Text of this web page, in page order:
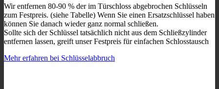
Wir entfernen 80-90 % der im Türschloss abgebrochen Schlüsseln
zum Festpreis. (siehe Tabelle) Wenn Sie einen Ersatzschlüssel haben
können Sie danach wieder ganz normal schließen.
Sollte sich der Schlüssel tatsächlich nicht aus dem Schließzylinder
entfernen lassen, greift unser Festpreis für einfachen Schlosstausch
Mehr erfahren bei Schlüsselabbruch